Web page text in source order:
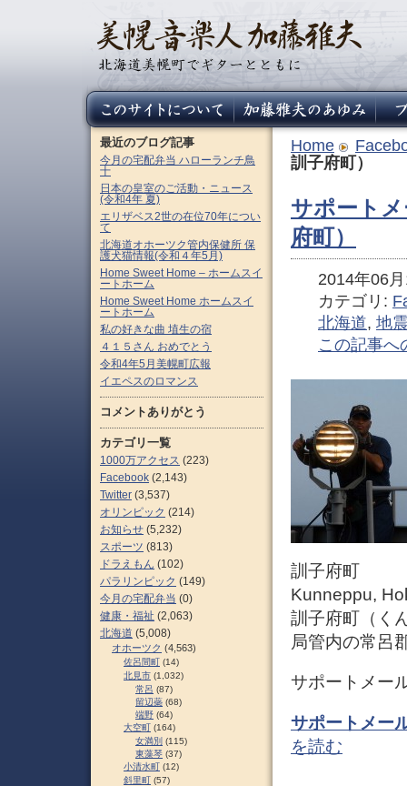
Home
訓子府町）
サポート
府町）
2014年06
カテゴリ:
北海道, 地
この記事へ
訓子府町
Kunneppu,
訓子府町（く
局管内の常呂
サポートメー
サポートメー
を読む
最近のブログ記事
今月の宅配弁当 ハローランチ鳥
十
日本の皇室のご活動・ニュース
(令和4年 夏)
エリザベス2世の在位70年につい
て
北海道オホーツク管内保健所 保
護犬猫情報(令和４年5月)
Home Sweet Home – ホームスイ
ートホーム
Home Sweet Home ホームスイ
ートホーム
私の好きな曲 埴生の宿
４１５さん おめでとう
令和4年5月美幌町広報
イエペスのロマンス
コメントありがとう
カテゴリ一覧
1000万アクセス (223)
Facebook (2,143)
Twitter (3,537)
オリンピック (214)
お知らせ (5,232)
スポーツ (813)
ドラえもん (102)
パラリンピック (149)
今月の宅配弁当 (0)
健康・福祉 (2,063)
北海道 (5,008)
オホーツク (4,563)
佐呂間町 (14)
北見市 (1,032)
常呂 (87)
留辺蘂 (68)
端野 (64)
大空町 (164)
女満別 (115)
東藻琴 (37)
小清水町 (12)
斜里町 (57)